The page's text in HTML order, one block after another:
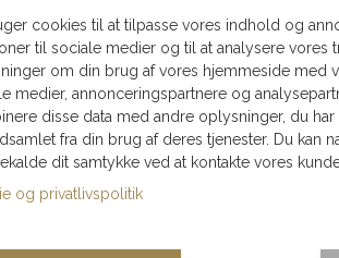
cookies til at tilpasse vores indhold og
til sociale medier og til at analysere vores
om din brug af vores hjemmeside med
medier, annonceringspartnere og
disse data med andre oplysninger, du
fra din brug af deres tjenester. Du kan
dit samtykke ved at kontakte vores
og privatlivspolitik
personlige og professionelle
til at fremme bæredygtige